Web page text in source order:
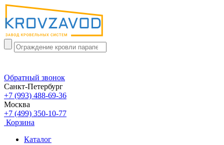
Обратный звонок
Санкт-Петербург
+7 (993) 488-69-36
Москва
+7 (499) 350-10-77
Корзина
Каталог